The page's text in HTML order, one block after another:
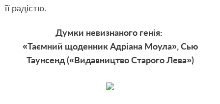
її радістю.
Думки невизнаного генія:
«Таємний щоденник Адріана Моула», Сью
Таунсенд («Видавництво Старого Лева»)